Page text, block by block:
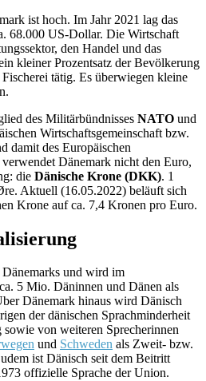
ist hoch. Im Jahr 2021 lag das
68.000 US-Dollar. Die Wirtschaft
den Handel und das
kleiner Prozentsatz der Bevölkerung
tätig. Es überwiegen kleine
des Militärbündnisses NATO und
Wirtschaftsgemeinschaft bzw.
damit des Europäischen
Dänemark nicht den Euro,
die Dänische Krone (DKK). 1
Aktuell (16.05.2022) beläuft sich
Krone auf ca. 7,4 Kronen pro Euro.
Dänemarks und wird im
5 Mio. Däninnen und Dänen als
Dänemark hinaus wird Dänisch
der dänischen Sprachminderheit
von weiteren Sprecherinnen
und Schweden als Zweit- bzw.
ist Dänisch seit dem Beitritt
offizielle Sprache der Union.